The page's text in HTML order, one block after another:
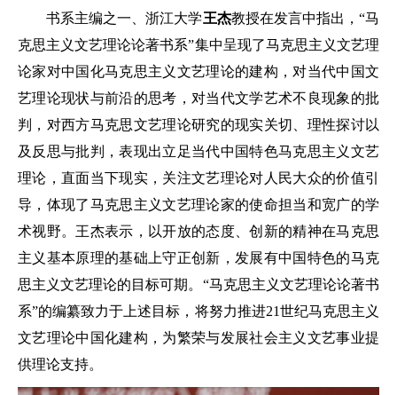
书系主编之一、浙江大学王杰教授在发言中指出，“马
克思主义文艺理论论著书系”集中呈现了马克思主义文艺理
论家对中国化马克思主义文艺理论的建构，对当代中国文
艺理论现状与前沿的思考，对当代文学艺术不良现象的批
判，对西方马克思文艺理论研究的现实关切、理性探讨以
及反思与批判，表现出立足当代中国特色马克思主义文艺
理论，直面当下现实，关注文艺理论对人民大众的价值引
导，体现了马克思主义文艺理论家的使命担当和宽广的学
术视野。王杰表示，以开放的态度、创新的精神在马克思
主义基本原理的基础上守正创新，发展有中国特色的马克
思主义文艺理论的目标可期。“马克思主义文艺理论论著书
系”的编纂致力于上述目标，将努力推进21世纪马克思主义
文艺理论中国化建构，为繁荣与发展社会主义文艺事业提
供理论支持。